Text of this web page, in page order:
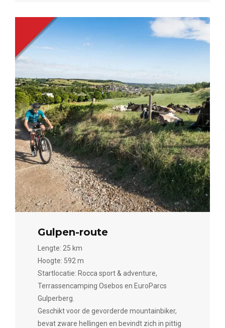
Gulpen-route
Lengte: 25 km
Hoogte: 592 m
Startlocatie: Rocca sport & adventure,
Terrassencamping Osebos en EuroParcs
Gulperberg.
Geschikt voor de gevorderde mountainbiker,
bevat zware hellingen en bevindt zich in pittig